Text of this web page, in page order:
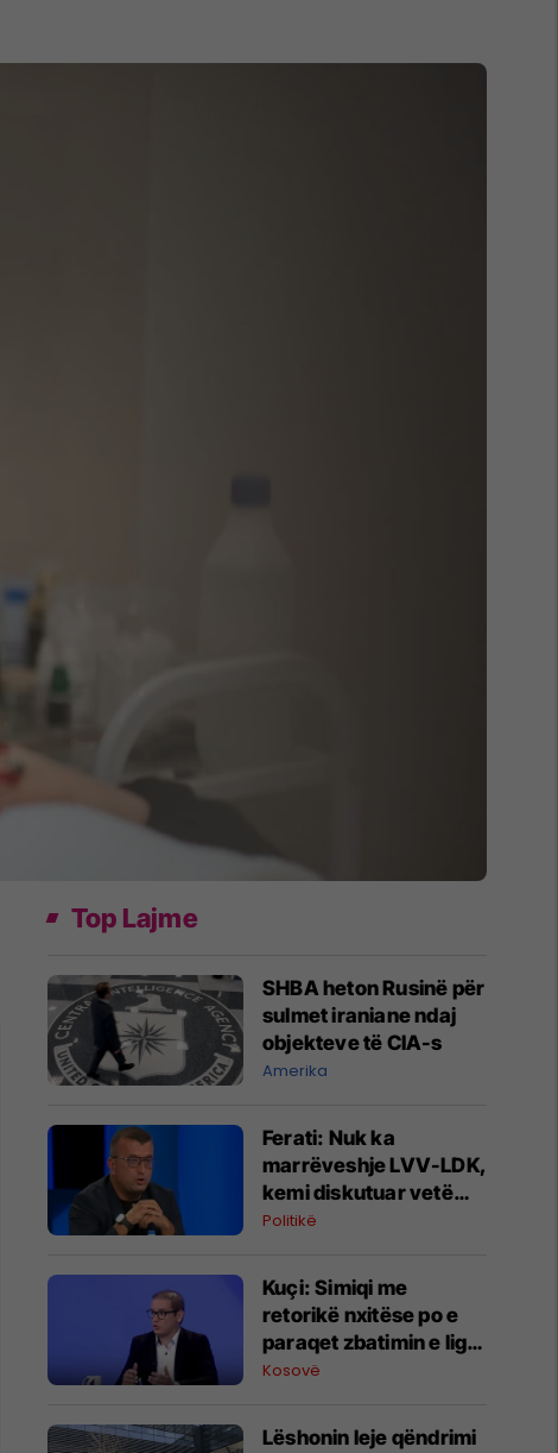
Top Lajme
SHBA heton Rusinë për
sulmet iraniane ndaj
objekteve të CIA-s
Amerika
Ferati: Nuk ka
marrëveshje LVV-LDK,
kemi diskutuar vetëm
për parime
Politikë
Kuçi: Simiqi me
retorikë nxitëse po e
paraqet zbatimin e ligjit
në veri si "spastrim
Kosovë
Lëshonin leje qëndrimi